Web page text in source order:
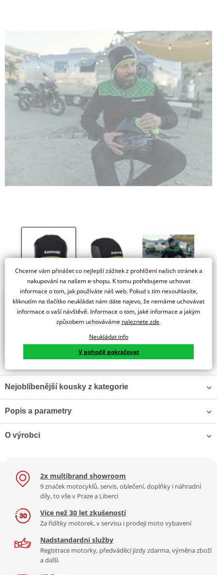
Prodej byl ukončen
Nejoblíbenější kousky z kategorie
HONDA kšiltovka Elsinore
Trucker VINTAGE
480 Kč
Skladem Skladem
Popis a parametry
dealer značky Kawasaki
Vlastnosti:
Kolekce 2021
Logo Kawasaki
O výrobci
Výroba motocyklů Kawasaki začalapřed více než 50 rokya první
motocyklový motor byl navržen na základě zkušenostní z leteckých
motorů. Postupem času vzniklo několik motocyklových legend,
které jistě znáte. A jak už i jejich samotné moto říká"Let the good
kteréobohatí náš motocyklový svět
informací o značce
2x multibrand showroom
9 značek motocyklů, servis, oblečení, doplňky i náhradní
díly, to vše v Praze a Liberci
Více než 30 let zkušeností
Za řídítky motorek, v servisu i prodeji moto vybavení
Nadstandardní služby
Registrace motorky, předváděcí jízdy zdarma, výměna zboží
a další.
Chceme vám přinášet co nejlepší zážitek z prohlížení našich stránek a
nakupování na našem e-shopu. K tomu potřebujeme uchovat
informace o tom, jak používáte náš web. Pokud s tím nesouhlasíte,
kliknutím na tlačítko neukládat nám dáte najevo, že nemáme uchovávat
informace o vaší návštěvě. Informace o tom, jaké informace a jakým
způsobem uchováváme naleznete zde.
Neukládat info
V pohodě pokračovat